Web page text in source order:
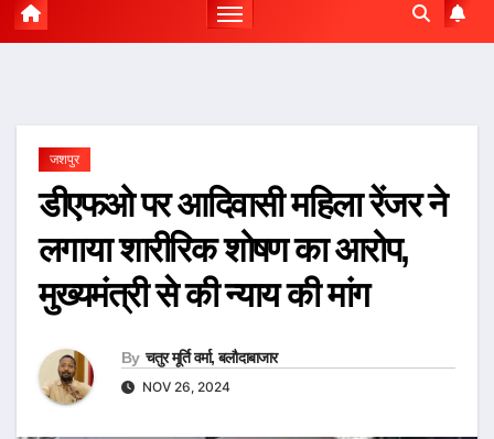
जशपुर
डीएफओ पर आदिवासी महिला रेंजर ने
लगाया शारीरिक शोषण का आरोप,
मुख्यमंत्री से की न्याय की मांग
By चतुर मूर्ति वर्मा, बलौदाबाजार
NOV 26, 2024